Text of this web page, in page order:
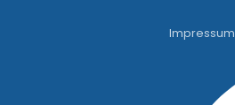
Impressum